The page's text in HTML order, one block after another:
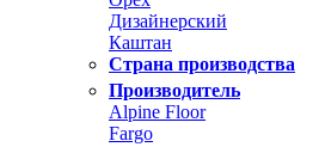
Дизайнерский
Каштан
Страна производства
Производитель
Alpine Floor
Fargo